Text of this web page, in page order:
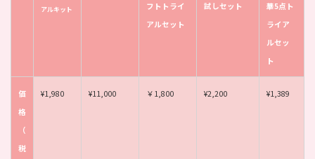
アルキット
フトトライ
アルセット
試しセット
華5点ト
ライア
ルセッ
ト
価
格
（
税
¥1,980 ¥11,000 ￥1,800 ¥2,200 ¥1,389